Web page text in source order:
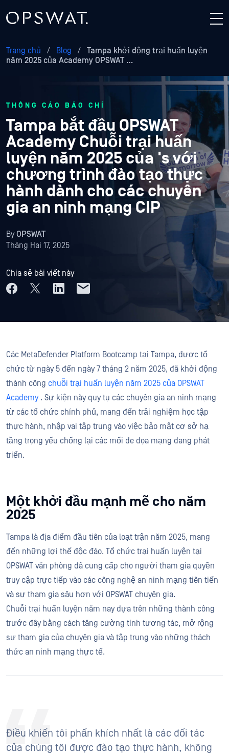
Trang chủ / Blog /
Tampa khởi động trại huấn luyện
năm 2025 của Academy OPSWAT …
THÔNG CÁO BÁO CHÍ
Tampa bắt đầu OPSWAT
Academy Chuỗi trại huấn
luyện năm 2025 của 's với
chương trình đào tạo thực
hành dành cho các chuyên
gia an ninh mạng CIP
ByOPSWAT
Tháng Hai 17, 2025
Chia sẻ bài viết này
Các MetaDefender Platform Bootcamp tại Tampa, được tổ
chức từ ngày 5 đến ngày 7 tháng 2 năm 2025, đã khởi động
thành công chuỗi trại huấn luyện năm 2025 của OPSWAT
Academy. Sự kiện này quy tụ các chuyên gia an ninh mạng
từ các tổ chức chính phủ, mang đến trải nghiệm học tập
thực hành, nhập vai tập trung vào việc bảo mật cơ sở hạ
tầng trọng yếu chống lại các mối đe dọa mạng đang phát
triển.
Một khởi đầu mạnh mẽ cho năm
2025
Tampa là địa điểm đầu tiên của loạt trận năm 2025, mang
đến những lợi thế độc đáo. Tổ chức trại huấn luyện tại
OPSWAT văn phòng đã cung cấp cho người tham gia quyền
truy cập trực tiếp vào các công nghệ an ninh mạng tiên tiến
và sự tham gia sâu hơn với OPSWAT chuyên gia.
Chuỗi trại huấn luyện năm nay dựa trên những thành công
trước đây bằng cách tăng cường tính tương tác, mở rộng
sự tham gia của chuyên gia và tập trung vào những thách
thức an ninh mạng thực tế.
Điều khiến tôi phấn khích nhất là các đối tác
của chúng tôi được đào tạo thực hành, không